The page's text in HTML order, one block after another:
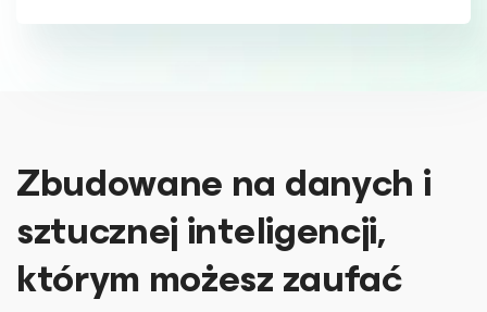
Zbudowane na danych i
sztucznej inteligencji,
którym możesz zaufać